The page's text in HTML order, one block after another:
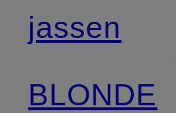
jassen
BLONDE